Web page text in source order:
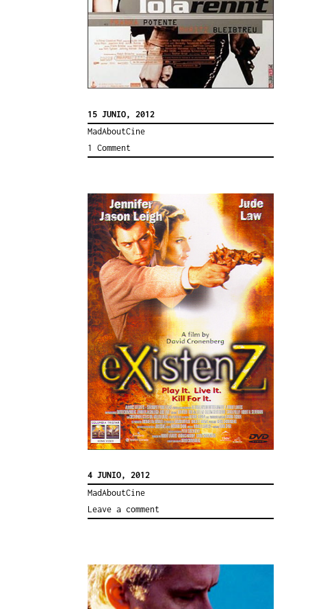
15 JUNIO, 2012
MadAboutCine
1 Comment
4 JUNIO, 2012
MadAboutCine
Leave a comment